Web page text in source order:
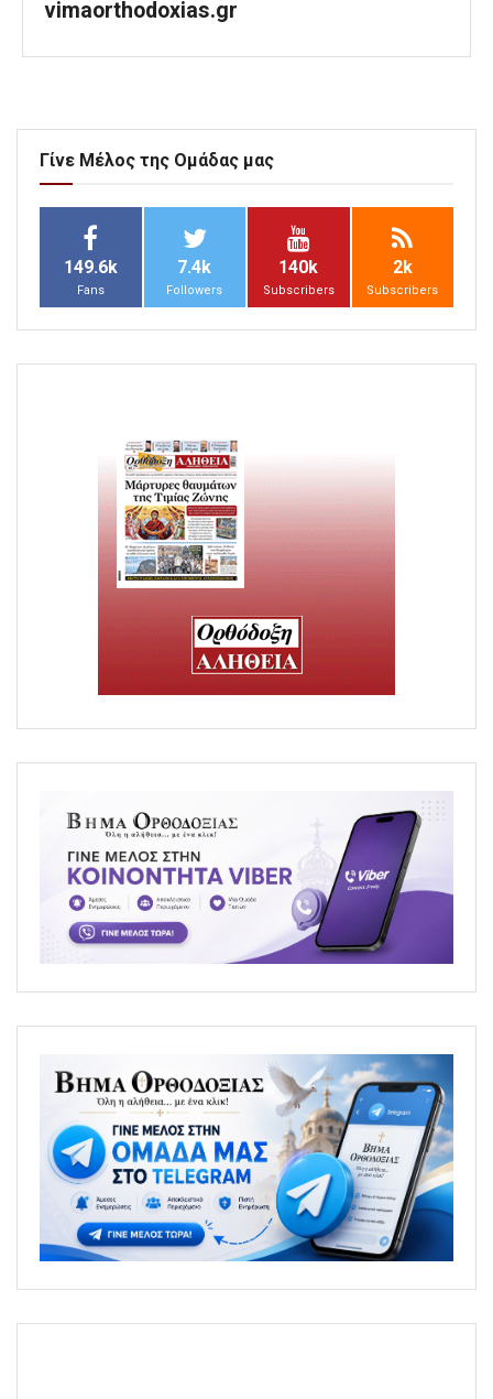
vimaorthodoxias.gr
Γίνε Μέλος της Ομάδας μας
149.6k
Fans
7.4k
Followers
140k
Subscribers
2k
Subscribers